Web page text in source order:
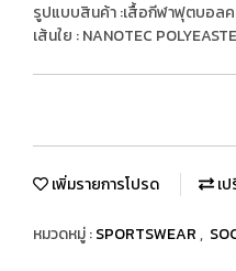
รูปแบบสินค้า :เสื้อกีฬาฟุตบอลค
เส้นใย : NANOTEC
เพิ่มรายการโปรด เ
หมวดหมู่ :SPORTSWEAR,